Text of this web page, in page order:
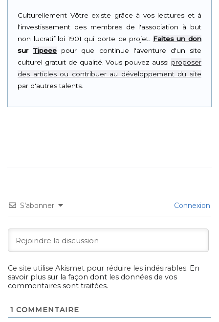
Culturellement Vôtre existe grâce à vos lectures et à
l'investissement des membres de l'association à but
non lucratif loi 1901 qui porte ce projet. Faites un don
sur Tipeee pour que continue l'aventure d'un site
culturel gratuit de qualité. Vous pouvez aussi proposer
des articles ou contribuer au développement du site
par d'autres talents.
S’abonner Connexion
Ce site utilise Akismet pour réduire les indésirables. En
savoir plus sur la façon dont les données de vos
commentaires sont traitées.
1 COMMENTAIRE